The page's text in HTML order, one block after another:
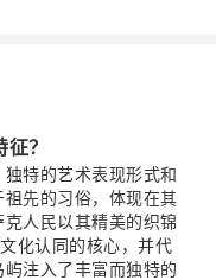
？
特的艺术表现形式和
先的习俗，体现在其
人民以其精美的织锦
化认同的核心，并代
注入了丰富而独特的